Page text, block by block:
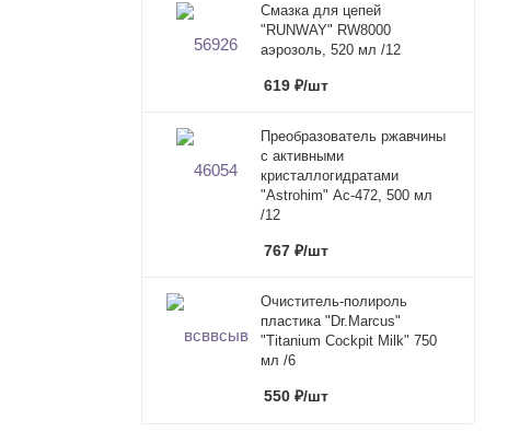
Смазка для цепей
"RUNWAY" RW8000
аэрозоль, 520 мл /12
619 ₽/шт
Преобразователь ржавчины
с активными
кристаллогидратами
"Astrohim" Ас-472, 500 мл
/12
767 ₽/шт
Очиститель-полироль
пластика "Dr.Marcus"
"Titanium Cockpit Milk" 750
мл /6
550 ₽/шт